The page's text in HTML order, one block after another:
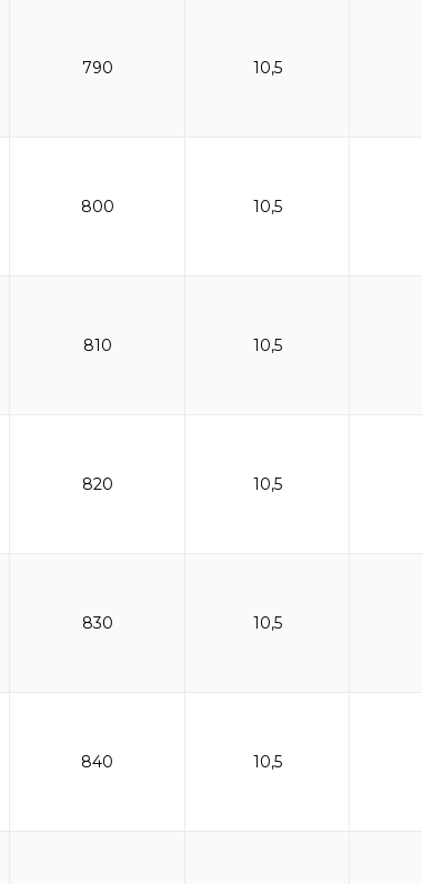
790 10,5
800 10,5
810 10,5
820 10,5
830 10,5
840 10,5